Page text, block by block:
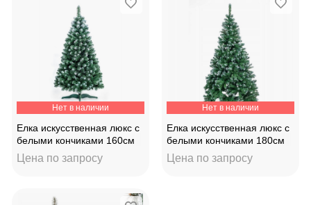
Нет в наличии
Елка искусственная люкс с
белыми кончиками 160см
Цена по запросу
Нет в наличии
Елка искусственная люкс с
белыми кончиками 180см
Цена по запросу